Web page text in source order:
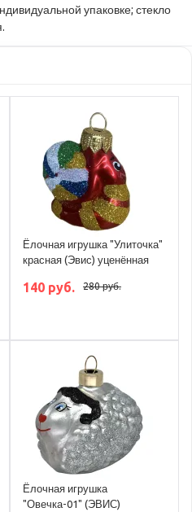
упаковке; стекло
Ёлочная игрушка "Улиточка"
красная (Эвис) уценённая
140 руб. 280 руб.
Ёлочная игрушка
"Овечка-01" (ЭВИС)